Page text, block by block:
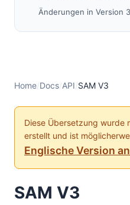
Änderungen in Version
SAM-Verbindungs-
I2CP-Ports und -
SAM Virtual Streams:
Home/Docs/API/SAM V3
Diese Übersetzung wurde
erstellt und ist
Englische Version
SAM V3